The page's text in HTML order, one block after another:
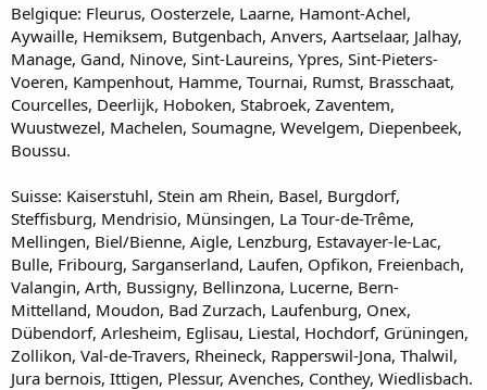
Belgique: Fleurus, Oosterzele, Laarne, Hamont-Achel,
Aywaille, Hemiksem, Butgenbach, Anvers, Aartselaar, Jalhay,
Manage, Gand, Ninove, Sint-Laureins, Ypres, Sint-Pieters-
Voeren, Kampenhout, Hamme, Tournai, Rumst, Brasschaat,
Courcelles, Deerlijk, Hoboken, Stabroek, Zaventem,
Wuustwezel, Machelen, Soumagne, Wevelgem, Diepenbeek,
Boussu.
Suisse: Kaiserstuhl, Stein am Rhein, Basel, Burgdorf,
Steffisburg, Mendrisio, Münsingen, La Tour-de-Trême,
Mellingen, Biel/Bienne, Aigle, Lenzburg, Estavayer-le-Lac,
Bulle, Fribourg, Sarganserland, Laufen, Opfikon, Freienbach,
Valangin, Arth, Bussigny, Bellinzona, Lucerne, Bern-
Mittelland, Moudon, Bad Zurzach, Laufenburg, Onex,
Dübendorf, Arlesheim, Eglisau, Liestal, Hochdorf, Grüningen,
Zollikon, Val-de-Travers, Rheineck, Rapperswil-Jona, Thalwil,
Jura bernois, Ittigen, Plessur, Avenches, Conthey, Wiedlisbach.